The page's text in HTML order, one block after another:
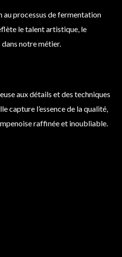
au processus de fermentation
letalent artistique, le
dans notre métier.
aux détails et des techniques
capture l’essence de la qualité,
raffinée et inoubliable.